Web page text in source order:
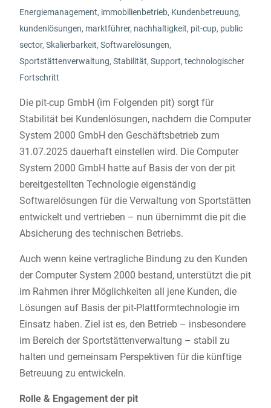
Energiemanagement, immobilienbetrieb, Kundenbetreuung,
kundenlösungen, marktführer, nachhaltigkeit, pit-cup, public
sector, Skalierbarkeit, Softwarelösungen,
Sportstättenverwaltung, Stabilität, Support, technologischer
Fortschritt
Die pit-cup GmbH (im Folgenden pit) sorgt für
Stabilität bei Kundenlösungen, nachdem die Computer
System 2000 GmbH den Geschäftsbetrieb zum
31.07.2025 dauerhaft einstellen wird. Die Computer
System 2000 GmbH hatte auf Basis der von der pit
bereitgestellten Technologie eigenständig
Softwarelösungen für die Verwaltung von Sportstätten
entwickelt und vertrieben – nun übernimmt die pit die
Absicherung des technischen Betriebs.
Auch wenn keine vertragliche Bindung zu den Kunden
der Computer System 2000 bestand, unterstützt die pit
im Rahmen ihrer Möglichkeiten all jene Kunden, die
Lösungen auf Basis der pit-Plattformtechnologie im
Einsatz haben. Ziel ist es, den Betrieb – insbesondere
im Bereich der Sportstättenverwaltung – stabil zu
halten und gemeinsam Perspektiven für die künftige
Betreuung zu entwickeln.
Rolle & Engagement der pit